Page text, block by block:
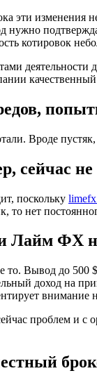
эти изменения
нужно
котировок
Вроде
сейчас не
поскольку
то нет
Лайм ФХ
Вывод до 500 $
доход на
проблем и с